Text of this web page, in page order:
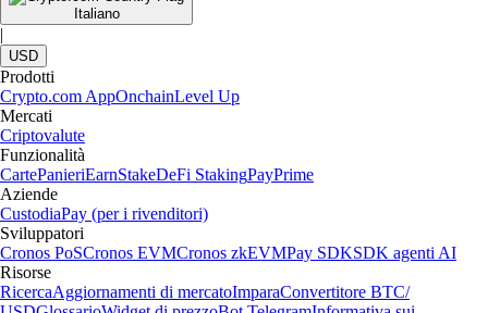
Italiano
|
USD
Prodotti
Crypto.com AppOnchainLevel Up
Mercati
Criptovalute
Funzionalità
CartePanieriEarnStakeDeFi StakingPayPrime
Aziende
CustodiaPay (per i rivenditori)
Sviluppatori
Cronos PoSCronos EVMCronos zkEVMPay SDKSDK agenti AI
Risorse
RicercaAggiornamenti di mercatoImparaConvertitore BTC/